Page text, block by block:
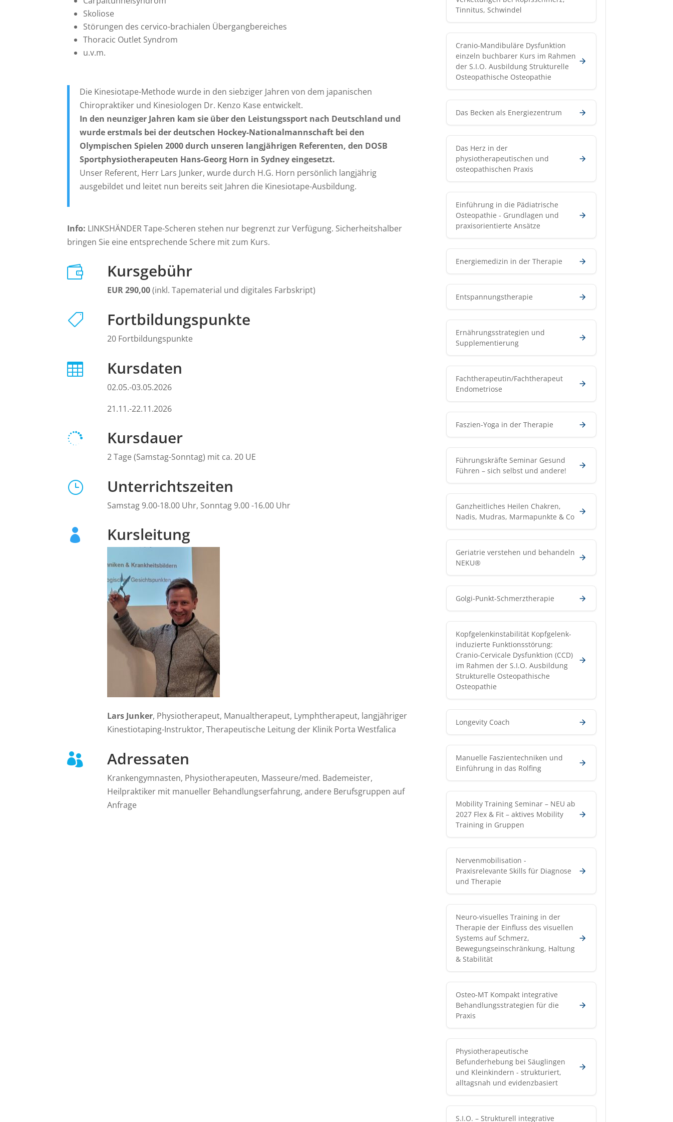
Skoliose
Störungen des cervico-brachialen Übergangbereiches
Thoracic Outlet Syndrom
u.v.m.
Die Kinesiotape-Methode wurde in den siebziger Jahren von dem japanischen
Chiropraktiker und Kinesiologen Dr. Kenzo Kase entwickelt.
In den neunziger Jahren kam sie über den Leistungssport nach Deutschland und
wurde erstmals bei der deutschen Hockey-Nationalmannschaft bei den
Olympischen Spielen 2000 durch unseren langjährigen Referenten, den DOSB
Sportphysiotherapeuten Hans-Georg Horn in Sydney eingesetzt.
Unser Referent, Herr Lars Junker, wurde durch H.G. Horn persönlich langjährig
ausgebildet und leitet nun bereits seit Jahren die Kinesiotape-Ausbildung.
Info: LINKSHÄNDER Tape-Scheren stehen nur begrenzt zur Verfügung. Sicherheitshalber
bringen Sie eine entsprechende Schere mit zum Kurs.
 Kursgebühr
EUR 290,00(inkl. Tapematerial und digitales Farbskript)
 Fortbildungspunkte
20 Fortbildungspunkte
 Kursdaten
02.05.-03.05.2026
21.11.-22.11.2026
 Kursdauer
2 Tage (Samstag-Sonntag) mit ca. 20 UE
} Unterrichtszeiten
Samstag 9.00-18.00 Uhr, Sonntag 9.00 -16.00 Uhr
 Kursleitung
Lars Junker, Physiotherapeut, Manualtherapeut, Lymphtherapeut, langjähriger
Kinestiotaping-Instruktor, Therapeutische Leitung der Klinik Porta Westfalica
 Adressaten
Krankengymnasten, Physiotherapeuten, Masseure/med. Bademeister,
Heilpraktiker mit manueller Behandlungserfahrung, andere Berufsgruppen auf
Anfrage
Tinnitus, Schwindel
Cranio-Mandibuläre Dysfunktion
einzeln buchbarer Kurs im Rahmen
der S.I.O. Ausbildung Strukturelle
Osteopathische Osteopathie
Das Becken als Energiezentrum
Das Herz in der
physiotherapeutischen und
osteopathischen Praxis
Einführung in die Pädiatrische
Osteopathie - Grundlagen und
praxisorientierte Ansätze
Energiemedizin in der Therapie
Entspannungstherapie
Ernährungsstrategien und
Supplementierung
Fachtherapeutin/Fachtherapeut
Endometriose
Faszien-Yoga in der Therapie
Führungskräfte Seminar Gesund
Führen – sich selbst und andere!
Ganzheitliches Heilen Chakren,
Nadis, Mudras, Marmapunkte & Co
Geriatrie verstehen und behandeln
NEKU®
Golgi-Punkt-Schmerztherapie
Kopfgelenkinstabilität Kopfgelenk-
induzierte Funktionsstörung:
Cranio-Cervicale Dysfunktion (CCD)
im Rahmen der S.I.O. Ausbildung
Strukturelle Osteopathische
Osteopathie
Longevity Coach
Manuelle Faszientechniken und
Einführung in das Rolfing
Mobility Training Seminar – NEU ab
2027 Flex & Fit – aktives Mobility
Training in Gruppen
Nervenmobilisation -
Praxisrelevante Skills für Diagnose
und Therapie
Neuro-visuelles Training in der
Therapie der Einfluss des visuellen
Systems auf Schmerz,
Bewegungseinschränkung, Haltung
& Stabilität
Osteo-MT Kompakt integrative
Behandlungsstrategien für die
Praxis
Physiotherapeutische
Befunderhebung bei Säuglingen
und Kleinkindern - strukturiert,
alltagsnah und evidenzbasiert
S.I.O. – Strukturell integrative